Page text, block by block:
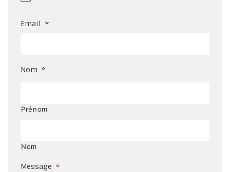
Email *
Nom *
Prénom
Nom
Message *